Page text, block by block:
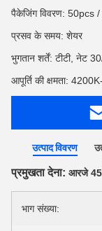
पैकेजिंग विवरण: 50pcs /
प्रसव के समय: शेयर
भुगतान शर्तें: टीटी, नेट
आपूर्ति की क्षमता:
उत्पाद विवरण
प्रमुखता देना: आरजे
भाग संख्या: